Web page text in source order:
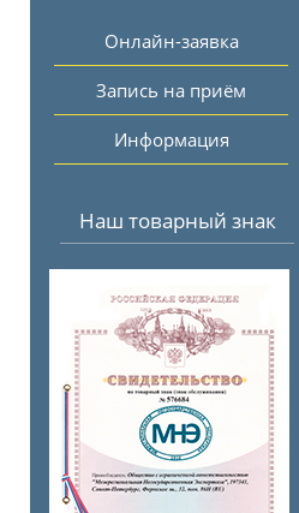
Онлайн-заявка
Запись на приём
Информация
Наш товарный знак